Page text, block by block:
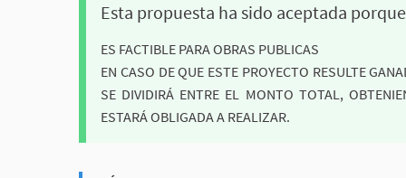
Esta propuesta ha sido aceptada
ES FACTIBLE PARA OBRAS PUBLICAS
EN CASO DE QUE ESTE PROYECTO RESULTE
SE DIVIDIRÁ ENTRE EL MONTO TOTAL,
ESTARÁ OBLIGADA A REALIZAR.